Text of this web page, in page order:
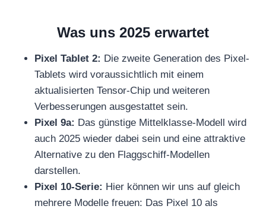
Was uns 2025 erwartet
Pixel Tablet 2: Die zweite Generation des Pixel-
Tablets wird voraussichtlich mit einem
aktualisierten Tensor-Chip und weiteren
Verbesserungen ausgestattet sein.
Pixel 9a: Das günstige Mittelklasse-Modell wird
auch 2025 wieder dabei sein und eine attraktive
Alternative zu den Flaggschiff-Modellen
darstellen.
Pixel 10-Serie: Hier können wir uns auf gleich
mehrere Modelle freuen: Das Pixel 10 als